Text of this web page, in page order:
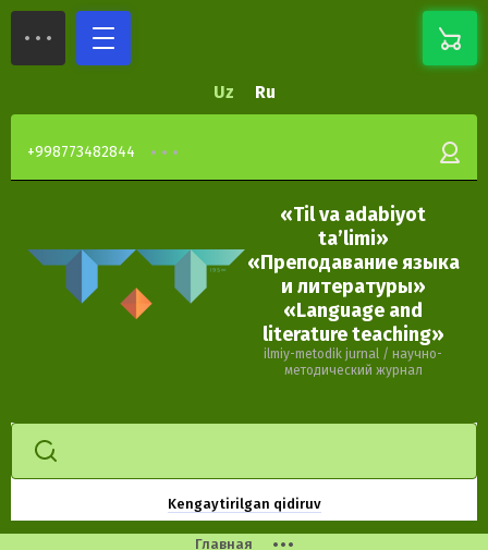
Uz Ru
+998773482844
«Til va adabiyot
ta’limi»
«Преподавание языка
и литературы»
«Language and
literature teaching»
ilmiy-metodik jurnal / научно-
методический журнал
Kengaytirilgan qidiruv
Главная